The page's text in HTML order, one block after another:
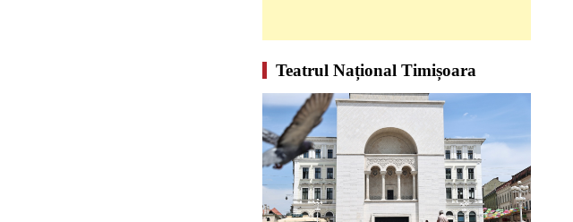
Teatrul Național Timișoara